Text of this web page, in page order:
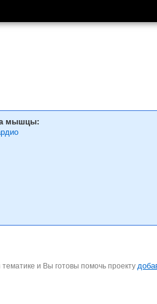
мышцы:
и Вы готовы помочь проекту